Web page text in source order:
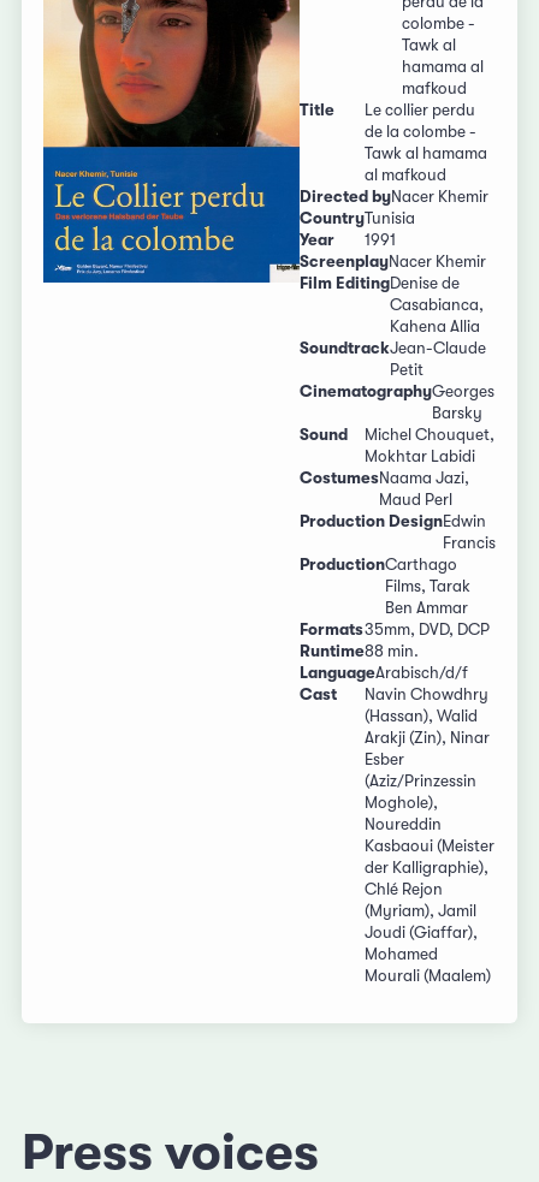
colombe -
Tawk al
hamama al
mafkoud
Title
Le collier perdu
de la colombe -
Tawk al hamama
al mafkoud
Directed byNacer Khemir
CountryTunisia
Year
1991
ScreenplayNacer Khemir
Film EditingDenise de
Casabianca,
Kahena Allia
SoundtrackJean-Claude
Petit
CinematographyGeorges
Barsky
Sound
Michel Chouquet,
Mokhtar Labidi
CostumesNaama Jazi,
Maud Perl
Production DesignEdwin
Francis
ProductionCarthago
Films, Tarak
Ben Ammar
Formats35mm, DVD, DCP
Runtime88 min.
LanguageArabisch/d/f
Cast
Navin Chowdhry
(Hassan), Walid
Arakji (Zin), Ninar
Esber
(Aziz/Prinzessin
Moghole),
Noureddin
Kasbaoui (Meister
der Kalligraphie),
Chlé Rejon
(Myriam), Jamil
Joudi (Giaffar),
Mohamed
Mourali (Maalem)
Press voices